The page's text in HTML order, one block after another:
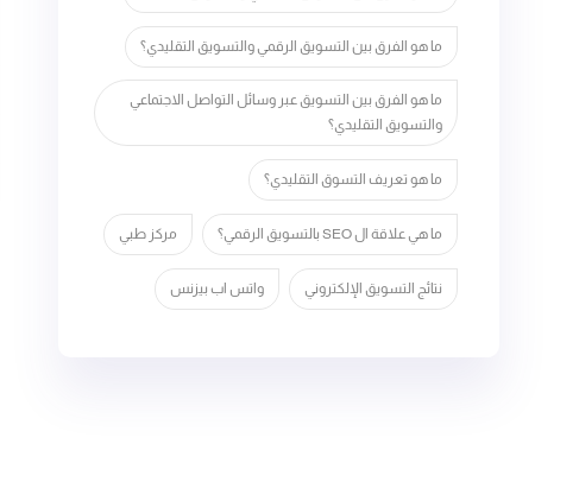
ما هو الفرق بين التسويق الرقمي والتسويق التقليدي؟
ما هو الفرق بين التسويق عبر وسائل التواصل الاجتماعي
والتسويق التقليدي؟
ما هو تعريف التسوق التقليدي؟
ما هي علاقة ال SEO بالتسويق الرقمي؟ مركز طبي
نتائج التسويق الإلكتروني واتس اب بيزنس